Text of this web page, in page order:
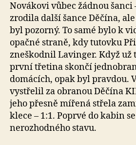
Novákovi vůbec žádnou šanci
zrodila další šance Děčína,
byl pozorný. To samé bylo k
opačné straně, kdy tutovku
zneškodnil Lavinger. Když už
první třetina skončí
domácích, opak byl pravdou.
vystřelil za obranou Děčína
jeho přesně mířená střela
klece – 1:1. Poprvé do kabin
nerozhodného stavu.